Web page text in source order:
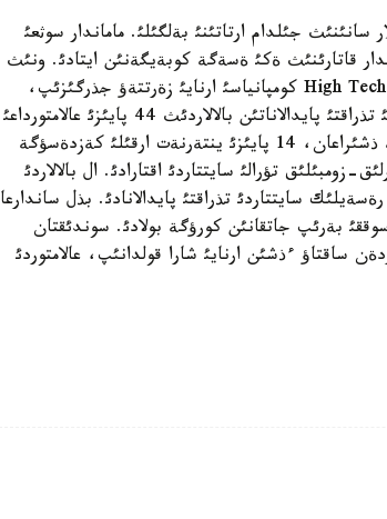
جئلدام ارتاتئنئ بةلگئلئ. ماماندار سوثعئ
قاتارئنئث ةكئ ةسةگة كوبةيگةنئن ايتادئ. ونئث
دةنئ مةكتةپ جاسئنداعئ بالالار ةكةن. جاقئندا High Tech for Human كومپانياسئ ارنايئ زةرتتةؤ جذرگئزئپ،
مئناداي جاعدايلاردئ انئقتاپتئ، ياعني قازاقستانداعئ ينتةرنةتتئ تذراقتئ پايدالاناتئن بالالاردئث 44 پايئزئ عالامتورداعئ
أيرتؤالدئ قاتئناس كةزئندة جئنئستئق قاتئناسقا ماجبذرلئككة ذشئراعان، 14 پايئزئ ينتةرنةت ارقئلئ كةزدةسؤگة
پورنوسايتتاردئ كورةدئ، 38 پايئزئ زورلئق-زومبئلئق تؤرالئ سايتتاردئ اقتارادئ. ال بالالاردئ
حابارلاؤئنشا، بالالارئمئزدئث 16 پايئزئ رةسةيلئك سايتتاردئ تذراقتئ پايدالانادئ. بذل ساندارعا
سوققئ بةرئپ جاتقانئن كورؤگة بولادئ. سوندئقتان
ساقتاؤ ءذشئن ارنايئ شارا قولدانئپ، عالامتوردئ